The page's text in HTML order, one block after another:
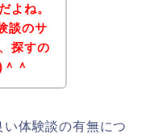
よね。
談のサ
探すの
＾
体験談の有無につ